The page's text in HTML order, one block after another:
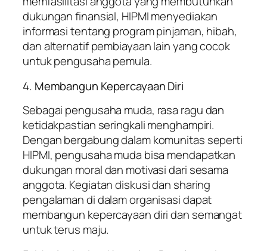
dukungan finansial, HIPMI menyediakan
informasi tentang program pinjaman, hibah,
dan alternatif pembiayaan lain yang cocok
untuk pengusaha pemula.
4. Membangun Kepercayaan Diri
Sebagai pengusaha muda, rasa ragu dan
ketidakpastian seringkali menghampiri.
Dengan bergabung dalam komunitas seperti
HIPMI, pengusaha muda bisa mendapatkan
dukungan moral dan motivasi dari sesama
anggota. Kegiatan diskusi dan sharing
pengalaman di dalam organisasi dapat
membangun kepercayaan diri dan semangat
untuk terus maju.